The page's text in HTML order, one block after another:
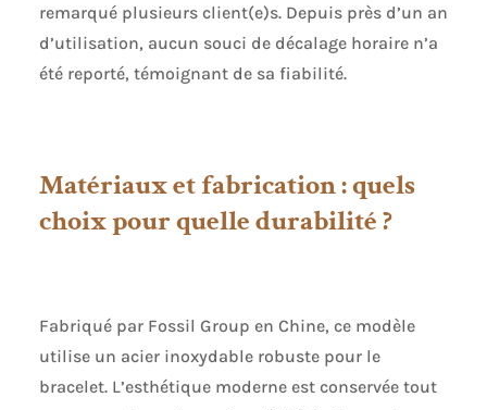
remarqué plusieurs client(e)s. Depuis près d’un an
d’utilisation, aucun souci de décalage horaire n’a
été reporté, témoignant de sa fiabilité.
Matériaux et fabrication : quels
choix pour quelle durabilité ?
Fabriqué par Fossil Group en Chine, ce modèle
utilise un acier inoxydable robuste pour le
bracelet. L’esthétique moderne est conservée tout